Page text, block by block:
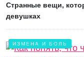
Странные вещи,
девушках
ИЗМЕНА И БОЛЬ